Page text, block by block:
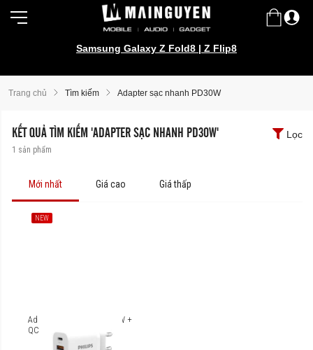
Galaxy Watch Ultra2 | Watch9 Series
Samsung Galaxy Z Fold8 | Z Flip8
Trang chủ Tìm kiếm Adapter sạc nhanh PD30W
KẾT QUẢ TÌM KIẾM 'ADAPTER SẠC NHANH PD30W'
1 sản phẩm
Lọc
Mới nhất Giá cao Giá thấp
NEW
Adapter sạc nhanh PD30W +
QC3.0 Philips DLP5331